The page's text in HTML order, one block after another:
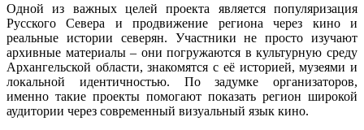
Одной из важных целей проекта является популяризация
Русского Севера и продвижение региона через кино и
реальные истории северян. Участники не просто изучают
архивные материалы – они погружаются в культурную среду
Архангельской области, знакомятся с её историей, музеями и
локальной идентичностью. По задумке организаторов,
именно такие проекты помогают показать регион широкой
аудитории через современный визуальный язык кино.